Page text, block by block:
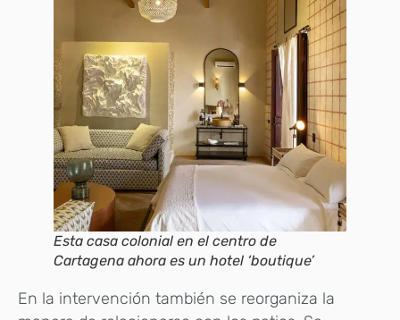
Esta casa colonial en el centro de
Cartagena ahora es un hotel ‘boutique’
En la intervención también se reorganiza la